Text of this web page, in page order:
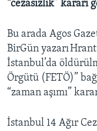
“cezasızlık” kararı
Bu arada Agos
BirGün yazarı
İstanbul’da
Örgütü (FETÖ)”
“zaman aşımı”
İstanbul 14 Ağır